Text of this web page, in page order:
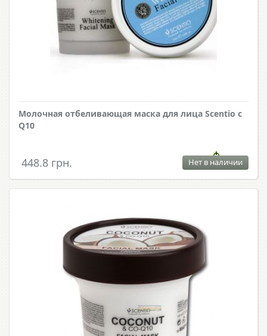
Молочная отбеливающая маска для лица Scentio с
Q10
448.8 грн. Нет в наличии